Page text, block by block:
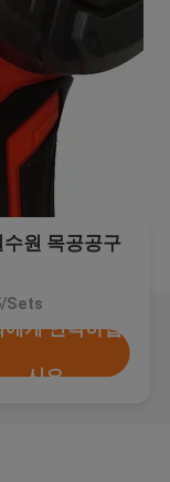
원 목공공구
Sets
에게 연락하십
시오